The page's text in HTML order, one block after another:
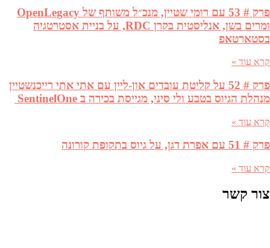
פרק # 53 עם רומי שטיין, מנכ״ל משותף של OpenLegacy
ומרים בשן, אנליסטית בקרן RDC, על בניית אסטרטגיה
בסטארטאפ
קרא עוד »
פרק # 52 על קליטת עובדים און-ליין עם אתי אתי רייכנשטיין
מנהלת הגיוס בטבע ולי סיני, מגייסת בכירה ב SentinelOne
קרא עוד »
פרק # 51 עם אפרת דגן, על גיוס בתקופת קורונה
קרא עוד »
צור קשר